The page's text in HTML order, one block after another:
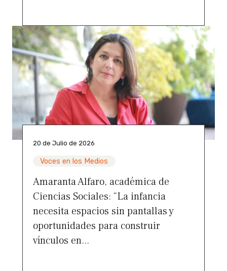
20 de Julio de 2026
Voces en los Medios
Amaranta Alfaro, académica de
Ciencias Sociales: “La infancia
necesita espacios sin pantallas y
oportunidades para construir
vínculos en...